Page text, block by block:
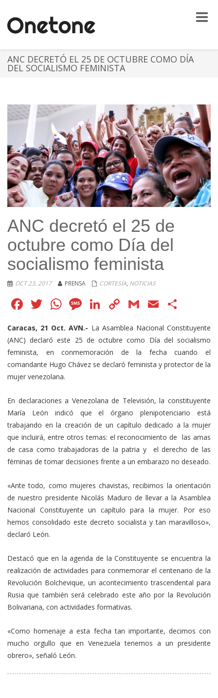
Toggle
ANC DECRETÓ EL 25 DE OCTUBRE COMO DÍA
DEL SOCIALISMO FEMINISTA
ANC decretó el 25 de
octubre como Día del
socialismo feminista
OCT 23, 2017 PRENSA CORTESÍA, NOTICIAS
Facebook
Twitter
WhatsApp
Message
LinkedIn
Copy
Link
GmailEmail
Caracas, 21 Oct. AVN.- La Asamblea Nacional Constituyente
(ANC) declaró este 25 de octubre como Día del socialismo
feminista, en conmemoración de la fecha cuando el
comandante Hugo Chávez se declaró feminista y protector de la
mujer venezolana.
En declaraciones a Venezolana de Televisión, la constituyente
María León indicó que el órgano plenipotenciario está
trabajando en la creación de un capítulo dedicado a la mujer
que incluirá, entre otros temas: el reconocimiento de las amas
de casa como trabajadoras de la patria y el derecho de las
féminas de tomar decisiones frente a un embarazo no deseado.
«Ante todo, como mujeres chavistas, recibimos la orientación
de nuestro presidente Nicolás Maduro de llevar a la Asamblea
Nacional Constituyente un capítulo para la mujer. Por eso
hemos consolidado este decreto socialista y tan maravilloso»,
declaró León.
Destacó que en la agenda de la Constituyente se encuentra la
realización de actividades para conmemorar el centenario de la
Revolución Bolchevique, un acontecimiento trascendental para
Rusia que también será celebrado este año por la Revolución
Bolivariana, con actividades formativas.
«Como homenaje a esta fecha tan importante, decimos con
mucho orgullo que en Venezuela tenemos a un presidente
obrero», señaló León.